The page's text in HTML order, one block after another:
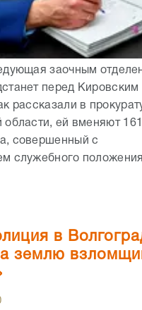
заочным
перед Кировским
рассказали в
области, ей вменяют
совершенный с
служебного
в
землю